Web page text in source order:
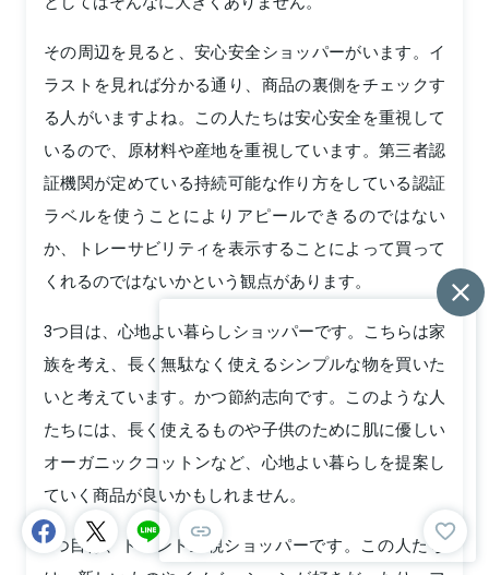
その周辺を見ると、安心安全ショッパーがいます。イ
ラストを見れば分かる通り、商品の裏側をチェックす
る人がいますよね。この人たちは安心安全を重視して
いるので、原材料や産地を重視しています。第三者認
証機関が定めている持続可能な作り方をしている認証
ラベルを使うことによりアピールできるのではない
か、トレーサビリティを表示することによって買って
くれるのではないかという観点があります。
3つ目は、心地よい暮らしショッパーです。こちらは家
族を考え、長く無駄なく使えるシンプルな物を買いた
いと考えています。かつ節約志向です。このような人
たちには、長く使えるものや子供のために肌に優しい
オーガニックコットンなど、心地よい暮らしを提案し
ていく商品が良いかもしれません。
4つ目は、トレンド重視ショッパーです。この人たち